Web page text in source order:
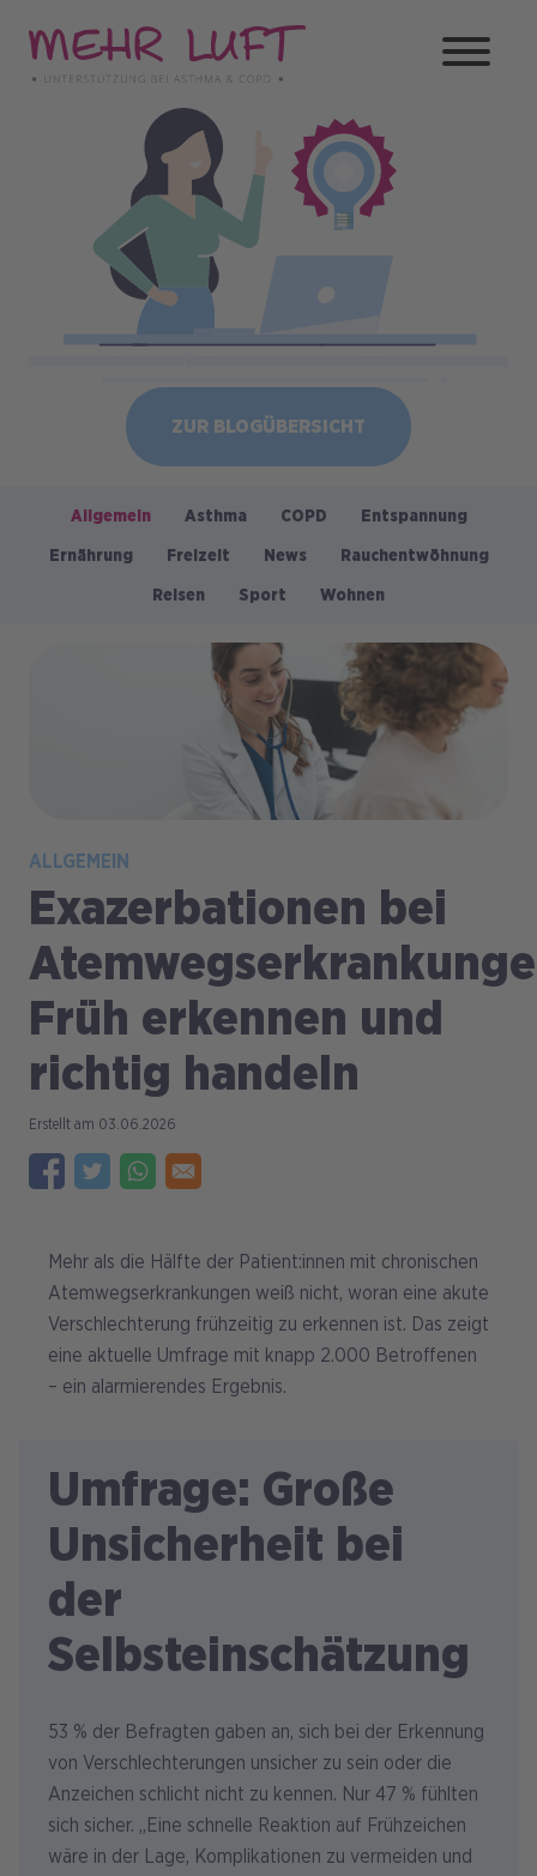
zum
Inhalt
ZUR BLOGÜBERSICHT
Kategorien
Allgemein Asthma COPD Entspannung
Ernährung Freizeit News Rauchentwöhnung
Reisen Sport Wohnen
ALLGEMEIN
Exazerbationen bei
Früh erkennen und
richtig handeln
03.06.2026
Mehr als die Hälfte der Patient:innen mit chronischen
Atemwegserkrankungen weiß nicht, woran eine akute
Verschlechterung frühzeitig zu erkennen ist. Das zeigt
eine aktuelle Umfrage mit knapp 2.000 Betroffenen
– ein alarmierendes Ergebnis.
Umfrage: Große
Unsicherheit bei
der
Selbsteinschätzung
53 % der Befragten gaben an, sich bei der Erkennung
von Verschlechterungen unsicher zu sein oder die
Anzeichen schlicht nicht zu kennen. Nur 47 % fühlten
sich sicher. „Eine schnelle Reaktion auf Frühzeichen
wäre in der Lage, Komplikationen zu vermeiden und